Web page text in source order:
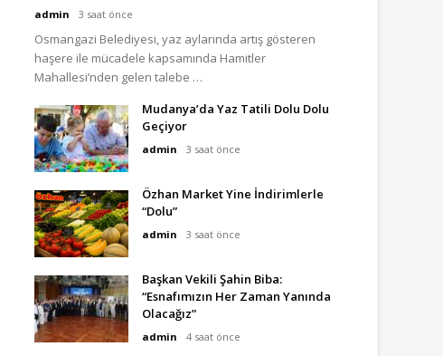
admin 3 saat önce
Osmangazi Belediyesi, yaz aylarında artış gösteren
haşere ile mücadele kapsamında Hamitler
Mahallesi’nden gelen talebe …
Mudanya’da Yaz Tatili Dolu Dolu
Geçiyor
admin 3 saat önce
Özhan Market Yine İndirimlerle
“Dolu”
admin 3 saat önce
Başkan Vekili Şahin Biba:
“Esnafımızın Her Zaman Yanında
Olacağız”
admin 4 saat önce